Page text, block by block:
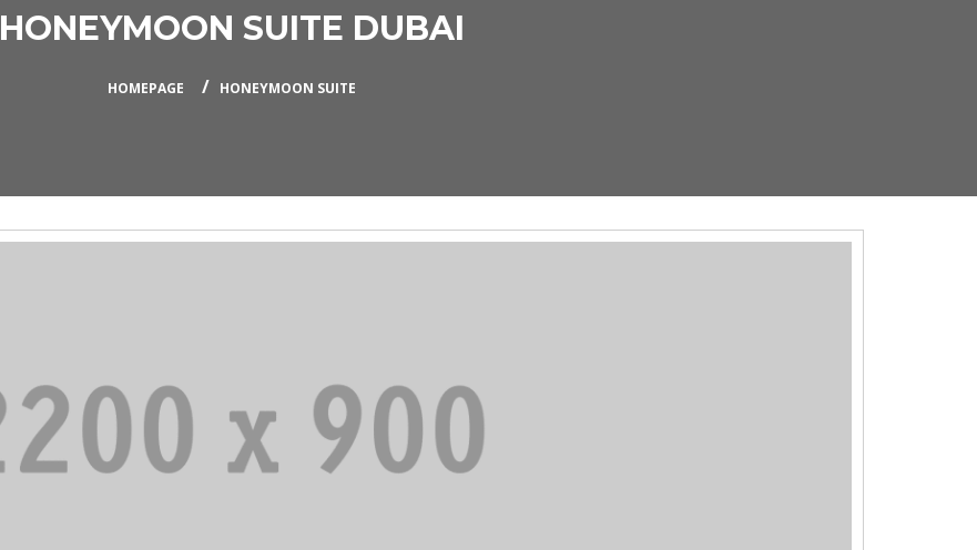
HONEYMOON SUITE DUBAI
HOMEPAGE HONEYMOON SUITE